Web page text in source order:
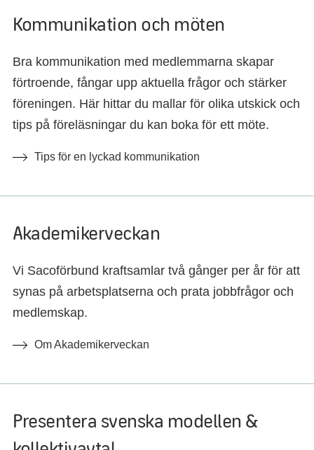
Kommunikation och möten
Bra kommunikation med medlemmarna skapar
förtroende, fångar upp aktuella frågor och stärker
föreningen. Här hittar du mallar för olika utskick och
tips på föreläsningar du kan boka för ett möte.
Tips för en lyckad kommunikation
Akademikerveckan
Vi Sacoförbund kraftsamlar två gånger per år för att
synas på arbetsplatserna och prata jobbfrågor och
medlemskap.
Om Akademikerveckan
Presentera svenska modellen &